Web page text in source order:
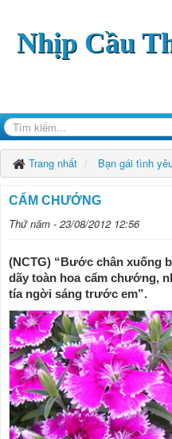
Nhịp Cầu
Trang nhất Bạn gái tình
CẨM CHƯỚNG
Thứ năm - 23/08/2012 12:56
(NCTG) “Bước chân xuống
dãy toàn hoa cẩm chướng,
tía ngời sáng trước em”.